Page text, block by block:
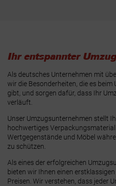
Ihr entspannter
Als deutsches Unternehmen mit
wir die Besonderheiten, die es
gibt, und sorgen dafür, dass Ihr
verläuft.
Unser Umzugsunternehmen stellt
hochwertiges
Wertgegenstände und Möbel
zu schützen.
Als eines der erfolgreichen
bieten wir Ihnen einen
Preisen. Wir verstehen, dass jeder